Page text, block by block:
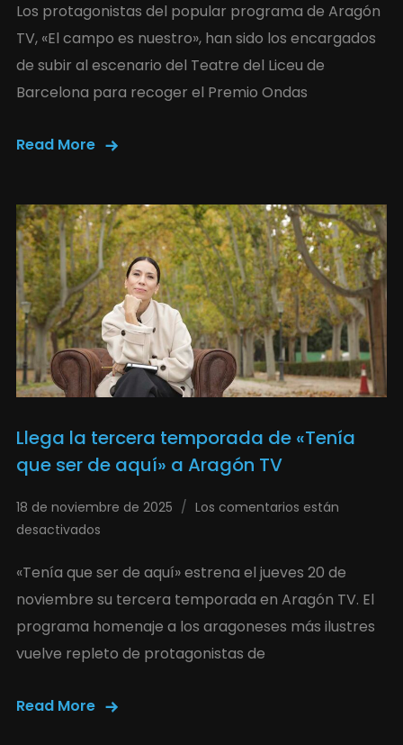
Los protagonistas del popular programa de Aragón
TV, «El campo es nuestro», han sido los encargados
de subir al escenario del Teatre del Liceu de
Barcelona para recoger el Premio Ondas
Read More
Llega la tercera temporada de «Tenía
que ser de aquí» a Aragón TV
18 de noviembre de 2025
Los comentarios están
desactivados
«Tenía que ser de aquí» estrena el jueves 20 de
noviembre su tercera temporada en Aragón TV. El
programa homenaje a los aragoneses más ilustres
vuelve repleto de protagonistas de
Read More